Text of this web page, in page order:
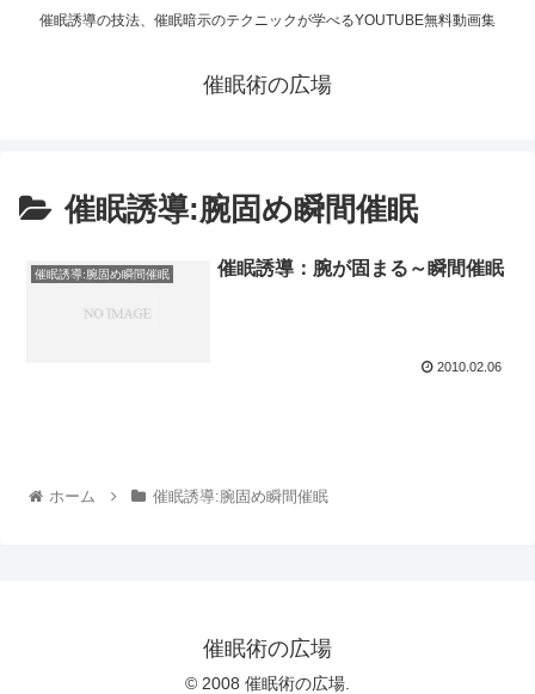
催眠誘導の技法、催眠暗示のテクニックが学べるYOUTUBE無料動画集
催眠術の広場
催眠誘導:腕固め瞬間催眠
催眠誘導:腕固め瞬間催眠 催眠誘導：腕が固まる～瞬間催眠
2010.02.06
ホーム 催眠誘導:腕固め瞬間催眠
催眠術の広場
© 2008 催眠術の広場.